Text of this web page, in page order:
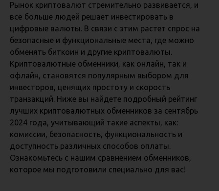
Рынок криптовалют стремительно развивается, и
всё больше людей решает инвестировать в
цифровые валюты. В связи с этим растет спрос на
безопасные и функциональные места, где можно
обменять биткоин и другие криптовалюты.
Криптовалютные обменники, как онлайн, так и
офлайн, становятся популярным выбором для
инвесторов, ценящих простоту и скорость
транзакций. Ниже вы найдете подробный рейтинг
лучших криптовалютных обменников за сентябрь
2024 года, учитывающий такие аспекты, как:
комиссии, безопасность, функциональность и
доступность различных способов оплаты.
Ознакомьтесь с нашим сравнением обменников,
которое мы подготовили специально для вас!